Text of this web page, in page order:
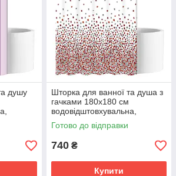
душу
Шторка для ванної та душа з
гачками 180x180 см
водовідштовхувальна,
високоякісна з мозаїчним
малюнком
Готово до відправки
740 ₴
Купити